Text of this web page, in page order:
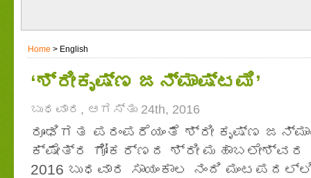
Home > English
‘ಶ್ರೀಕೃಷ್ಣ ಜನ್ಮಾಷ್ಟಮಿ’
ಬುಧವಾರ, ಆಗಸ್ತು 24th, 2016
ರೂಢಿಗತ ಪರಂಪರೆಯಂತೆ ಶ್ರೀ ಕೃಷ್ಣ
ಕ್ಷೇತ್ರ ಗೋಕರ್ಣದ ಶ್ರೀ ಮಹಾಬಲೇಶ್ವರ
2016 ಬುಧವಾರ ಸಾಯಂಕಾಲ ನಂದಿ